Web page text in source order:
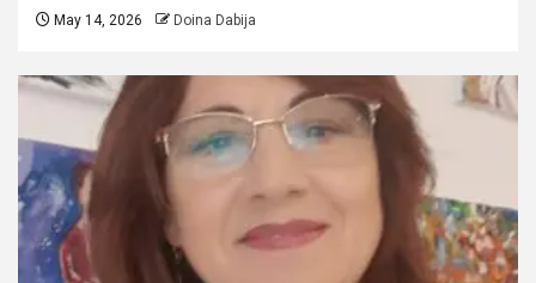
May 14, 2026 Doina Dabija